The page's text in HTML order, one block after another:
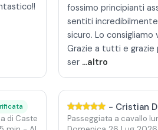
fossimo principianti
sentiti
sicuro. Lo
Grazie a tutti e grazie
ser ...altro
di Castellammare del Golfo
- Cristian
Passeggiata a cavallo